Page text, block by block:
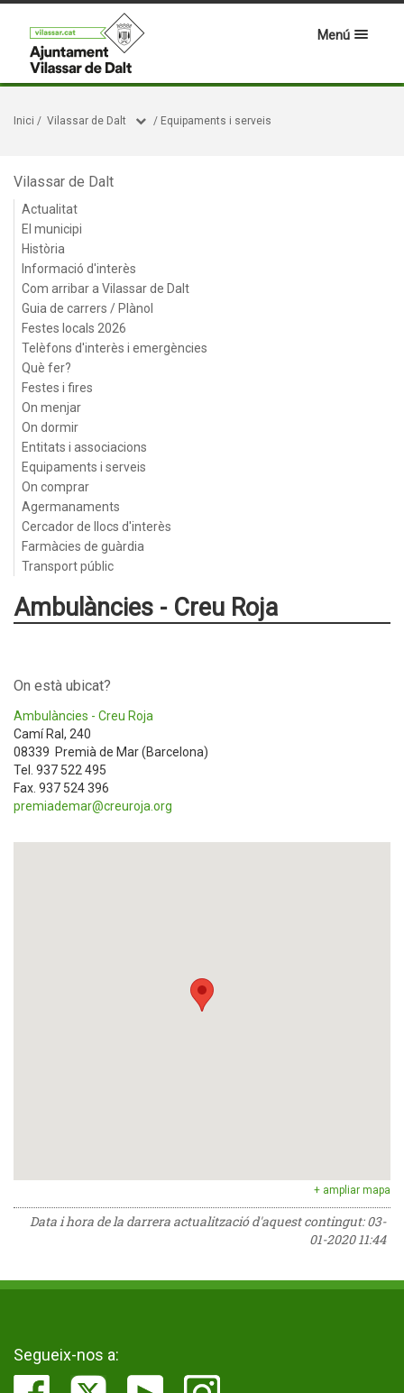
Menú
Inici / Vilassar de Dalt / Equipaments i serveis
Vilassar de Dalt
Actualitat
El municipi
Història
Informació d'interès
Com arribar a Vilassar de Dalt
Guia de carrers / Plànol
Festes locals 2026
Telèfons d'interès i emergències
Què fer?
Festes i fires
On menjar
On dormir
Entitats i associacions
Equipaments i serveis
On comprar
Agermanaments
Cercador de llocs d'interès
Farmàcies de guàrdia
Transport públic
Ambulàncies - Creu Roja
On està ubicat?
Ambulàncies - Creu Roja
Camí Ral, 240
08339 Premià de Mar (Barcelona)
Tel. 937 522 495
Fax. 937 524 396
premiademar@creuroja.org
+ ampliar mapa
Data i hora de la darrera actualització d'aquest contingut:03-
01-2020 11:44
Segueix-nos a: